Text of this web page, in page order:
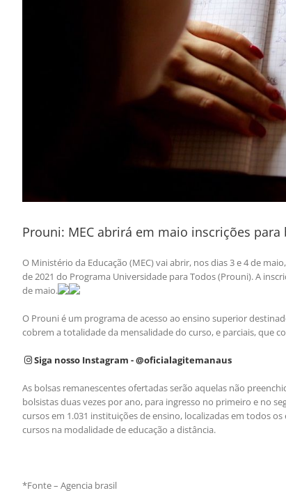
Prouni: MEC abrirá em maio inscrições
O Ministério da Educação (MEC) vai abrir, nos dias 3 e 4 de
de 2021 do Programa Universidade para Todos (Prouni). A
de maio.
O Prouni é um programa de acesso ao ensino superior
cobrem a totalidade da mensalidade do curso, e parciais, que
Siga nosso Instagram - @oficialagitemanaus
As bolsas remanescentes ofertadas serão aquelas não
bolsistas duas vezes por ano, para ingresso no primeiro e no
cursos em 1.031 instituições de ensino, localizadas em todos
cursos na modalidade de educação a distância.
*Fonte – Agencia brasil